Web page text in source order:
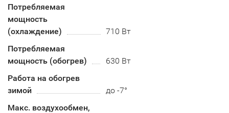
Потребляемая
мощность
(охлаждение)
710 Вт
Потребляемая
мощность (обогрев)
630 Вт
Работа на обогрев
зимой
до -7°
Макс. воздухообмен,